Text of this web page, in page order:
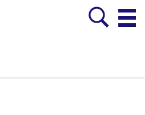
...